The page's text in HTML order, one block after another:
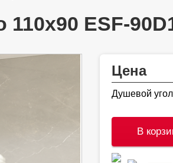
ESF-
Цена
Душевой
В